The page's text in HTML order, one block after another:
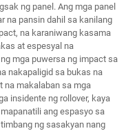
ng panel. Ang mga panel
na pansin dahil sa kanilang
na karaniwang kasama
at espesyal na
mga puwersa ng impact sa
nakapaligid sa bukas na
na makalaban sa mga
insidente ng rollover, kaya
ang espasyo sa
ng sasakyan nang